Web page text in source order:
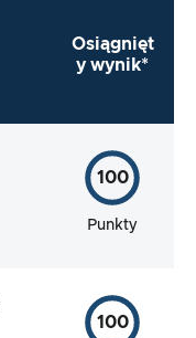
Osiągnięt
y wynik*
100
Punkty
100